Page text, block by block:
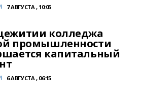
7 АВГУСТА , 10:05
колледжа
промышленности
капитальный
6 АВГУСТА , 06:15